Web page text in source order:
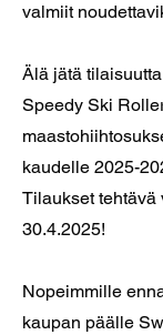
valmiit
Älä jätä
Speedy Ski
kaudelle 2025-
Tilaukset tehtävä
30.4.2025!
Nopeimmille
kaupan päälle